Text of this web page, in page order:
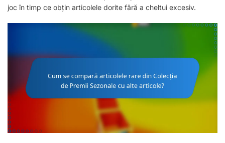
joc în timp ce obțin articolele dorite fără a cheltui excesiv.